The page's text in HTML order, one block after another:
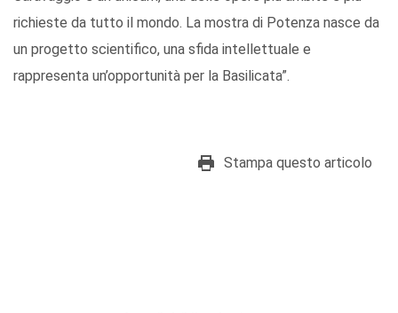
richieste da tutto il mondo. La mostra di Potenza nasce da
un progetto scientifico, una sfida intellettuale e
rappresenta un’opportunità per la Basilicata”.
Stampa questo articolo